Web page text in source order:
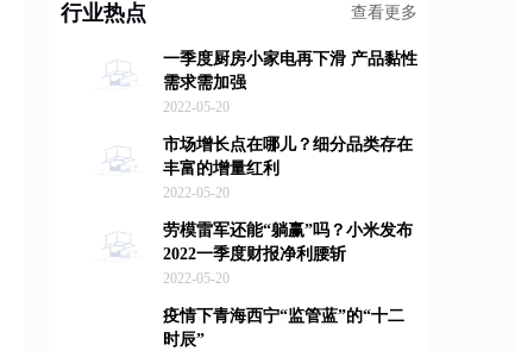
行业热点 查看更多
一季度厨房小家电再下滑 产品黏性
需求需加强
2022-05-20
市场增长点在哪儿？细分品类存在
丰富的增量红利
2022-05-20
劳模雷军还能“躺赢”吗？小米发布
2022一季度财报净利腰斩
2022-05-20
疫情下青海西宁“监管蓝”的“十二
时辰”